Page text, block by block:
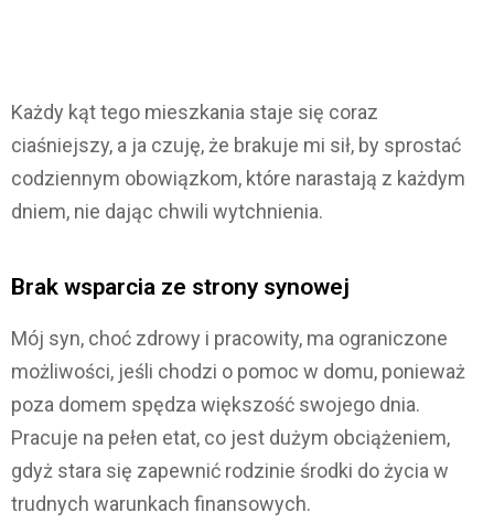
Każdy kąt tego mieszkania staje się coraz
ciaśniejszy, a ja czuję, że brakuje mi sił, by sprostać
codziennym obowiązkom, które narastają z każdym
dniem, nie dając chwili wytchnienia.
Brak wsparcia ze strony synowej
Mój syn, choć zdrowy i pracowity, ma ograniczone
możliwości, jeśli chodzi o pomoc w domu, ponieważ
poza domem spędza większość swojego dnia.
Pracuje na pełen etat, co jest dużym obciążeniem,
gdyż stara się zapewnić rodzinie środki do życia w
trudnych warunkach finansowych.